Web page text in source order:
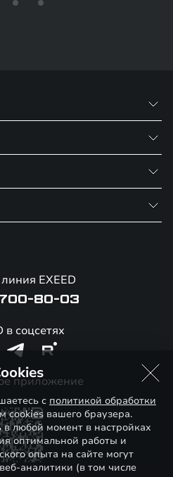
in
EXEED
80-03
в соцсетях
приложение
с политикой обработки
cookies вашего браузера.
любой момент в настройках
оптимальной работы и
опыта на сайте могут
аналитики (в том числе